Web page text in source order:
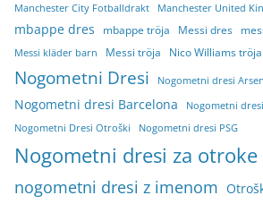
Manchester City Fotballdrakt Manchester United
mbappe dres mbappe tröja Messi dres
Messi kläder barn Messi tröja Nico Williams tröja
Nogometni Dresi Nogometni dresi
Nogometni dresi Barcelona
Nogometni
Nogometni Dresi Otroški
Nogometni dresi PSG
Nogometni dresi za otroke
nogometni dresi z imenom